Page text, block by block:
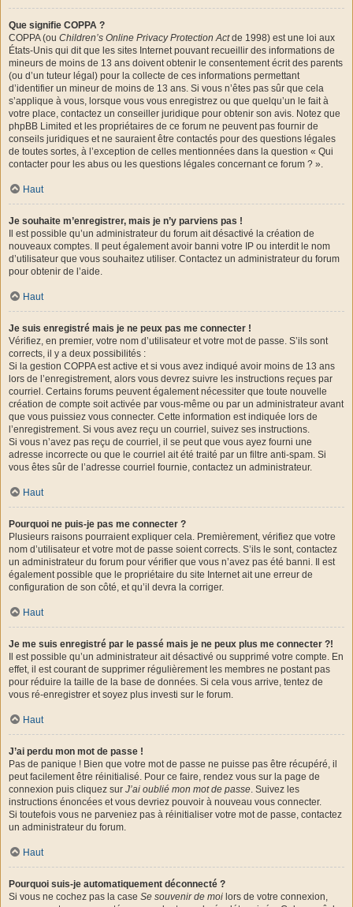
Que signifie COPPA ?
COPPA (ou Children’s Online Privacy Protection Actde 1998) est une loi aux
États-Unis qui dit que les sites Internet pouvant recueillir des informations de
mineurs de moins de 13 ans doivent obtenir le consentement écrit des parents
(ou d’un tuteur légal) pour la collecte de ces informations permettant
d’identifier un mineur de moins de 13 ans. Si vous n’êtes pas sûr que cela
s’applique à vous, lorsque vous vous enregistrez ou que quelqu’un le fait à
votre place, contactez un conseiller juridique pour obtenir son avis. Notez que
phpBB Limited et les propriétaires de ce forum ne peuvent pas fournir de
conseils juridiques et ne sauraient être contactés pour des questions légales
de toutes sortes, à l’exception de celles mentionnées dans la question « Qui
contacter pour les abus ou les questions légales concernant ce forum ? ».
Haut
Je souhaite m’enregistrer, mais je n’y parviens pas !
Il est possible qu’un administrateur du forum ait désactivé la création de
nouveaux comptes. Il peut également avoir banni votre IP ou interdit le nom
d’utilisateur que vous souhaitez utiliser. Contactez un administrateur du forum
pour obtenir de l’aide.
Haut
Je suis enregistré mais je ne peux pas me connecter !
Vérifiez, en premier, votre nom d’utilisateur et votre mot de passe. S’ils sont
corrects, il y a deux possibilités :
Si la gestion COPPA est active et si vous avez indiqué avoir moins de 13 ans
lors de l’enregistrement, alors vous devrez suivre les instructions reçues par
courriel. Certains forums peuvent également nécessiter que toute nouvelle
création de compte soit activée par vous-même ou par un administrateur avant
que vous puissiez vous connecter. Cette information est indiquée lors de
l’enregistrement. Si vous avez reçu un courriel, suivez ses instructions.
Si vous n’avez pas reçu de courriel, il se peut que vous ayez fourni une
adresse incorrecte ou que le courriel ait été traité par un filtre anti-spam. Si
vous êtes sûr de l’adresse courriel fournie, contactez un administrateur.
Haut
Pourquoi ne puis-je pas me connecter ?
Plusieurs raisons pourraient expliquer cela. Premièrement, vérifiez que votre
nom d’utilisateur et votre mot de passe soient corrects. S’ils le sont, contactez
un administrateur du forum pour vérifier que vous n’avez pas été banni. Il est
également possible que le propriétaire du site Internet ait une erreur de
configuration de son côté, et qu’il devra la corriger.
Haut
Je me suis enregistré par le passé mais je ne peux plus me connecter ?!
Il est possible qu’un administrateur ait désactivé ou supprimé votre compte. En
effet, il est courant de supprimer régulièrement les membres ne postant pas
pour réduire la taille de la base de données. Si cela vous arrive, tentez de
vous ré-enregistrer et soyez plus investi sur le forum.
Haut
J’ai perdu mon mot de passe !
Pas de panique ! Bien que votre mot de passe ne puisse pas être récupéré, il
peut facilement être réinitialisé. Pour ce faire, rendez vous sur la page de
connexion puis cliquez sur J’ai oublié mon mot de passe. Suivez les
instructions énoncées et vous devriez pouvoir à nouveau vous connecter.
Si toutefois vous ne parveniez pas à réinitialiser votre mot de passe, contactez
un administrateur du forum.
Haut
Pourquoi suis-je automatiquement déconnecté ?
Si vous ne cochez pas la case Se souvenir de moi lors de votre connexion,